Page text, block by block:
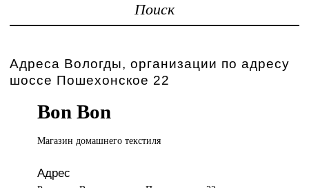
Поиск
Адреса Вологды, организации по адресу
шоссе Пошехонское 22
Bon Bon
Магазин домашнеготекстиля
Адрес